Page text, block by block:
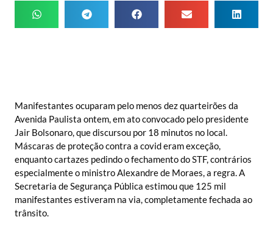
Manifestantes ocuparam pelo menos dez quarteirões da
Avenida Paulista ontem, em ato convocado pelo presidente
Jair Bolsonaro, que discursou por 18 minutos no local.
Máscaras de proteção contra a covid eram exceção,
enquanto cartazes pedindo o fechamento do STF, contrários
especialmente o ministro Alexandre de Moraes, a regra. A
Secretaria de Segurança Pública estimou que 125 mil
manifestantes estiveram na via, completamente fechada ao
trânsito.